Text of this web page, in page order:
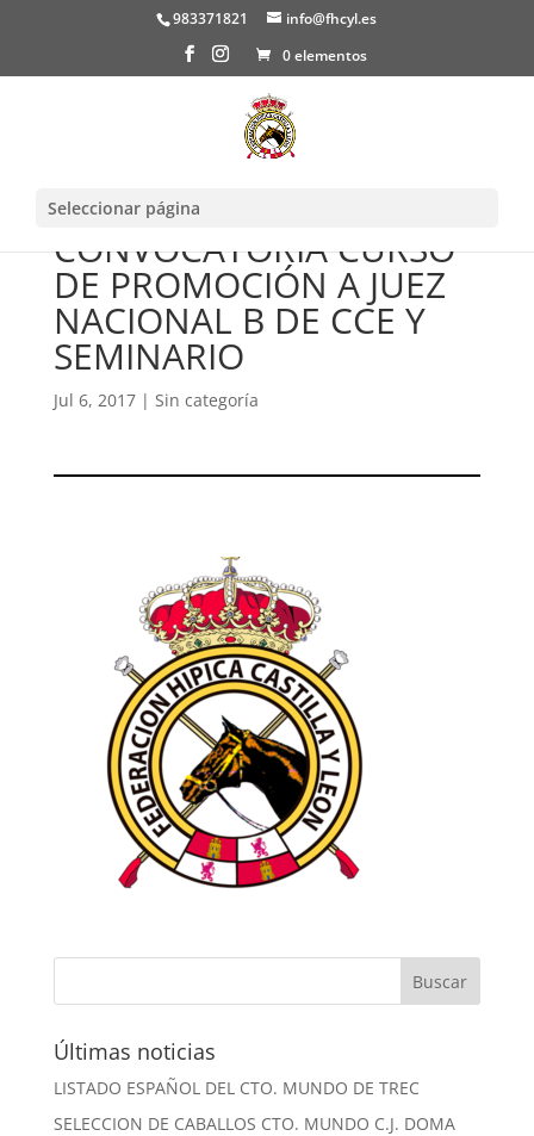
983371821
info@fhcyl.es
0 elementos
Seleccionar página
CONVOCATORIA CURSO
DE PROMOCIÓN A JUEZ
NACIONAL B DE CCE Y
SEMINARIO
Jul 6, 2017| Sin categoría
Últimas noticias
LISTADO ESPAÑOL DEL CTO. MUNDO DE TREC
SELECCION DE CABALLOS CTO. MUNDO C.J. DOMA